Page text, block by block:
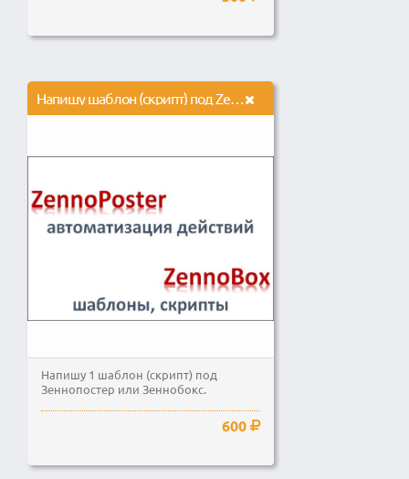
Напишу шаблон (скрипт) под Zennoposter или Zennobox
Напишу 1 шаблон (скрипт) под
Зеннопостер или Зеннобокс.
600